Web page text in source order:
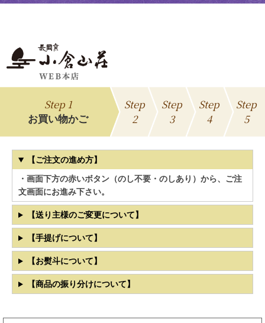
Step 1
お買い物かご
Step
2
Step
3
Step
4
Step
5
【ご注文の進め方】
・画面下方の赤いボタン（のし不要・のしあり）から、ご注
文画面にお進み下さい。
【送り主様のご変更について】
【手提げについて】
【お熨斗について】
【商品の振り分けについて】